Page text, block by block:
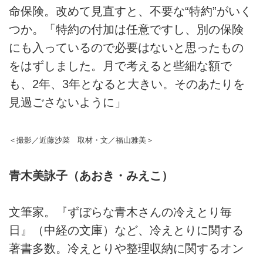
命保険。改めて見直すと、不要な“特約”がいく
つか。「特約の付加は任意ですし、別の保険
にも入っているので必要はないと思ったもの
をはずしました。月で考えると些細な額で
も、2年、3年となると大きい。そのあたりを
見過ごさないように」
＜撮影／近藤沙菜 取材・文／福山雅美＞
青木美詠子（あおき・みえこ）
文筆家。『ずぼらな青木さんの冷えとり毎
日』（中経の文庫）など、冷えとりに関する
著書多数。冷えとりや整理収納に関するオン